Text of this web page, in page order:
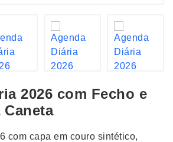
2026 com Fecho e
com capa em couro sintético,